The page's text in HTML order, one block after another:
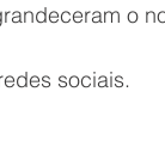
o
sociais.